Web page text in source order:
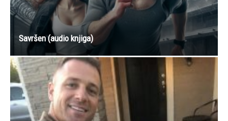
Savršen (audio knjiga)